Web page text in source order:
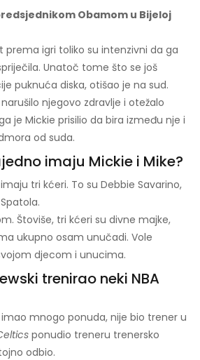
Obamom u Bijeloj
prema igri toliko su intenzivni da ga
Unatoč tome što se još
puknuća diska, otišao je na sud.
njegovo zdravlje i otežalo
je Mickie prisilio da bira između nje i
od suda.
imaju Mickie i Mike?
tri kćeri. To su Debbie Savarino,
Štoviše, tri kćeri su divne majke,
ukupno osam unučadi. Vole
djecom i unucima.
trenirao neki NBA
imao mnogo ponuda, nije bio trener u
ponudio treneru trenersko
odbio.